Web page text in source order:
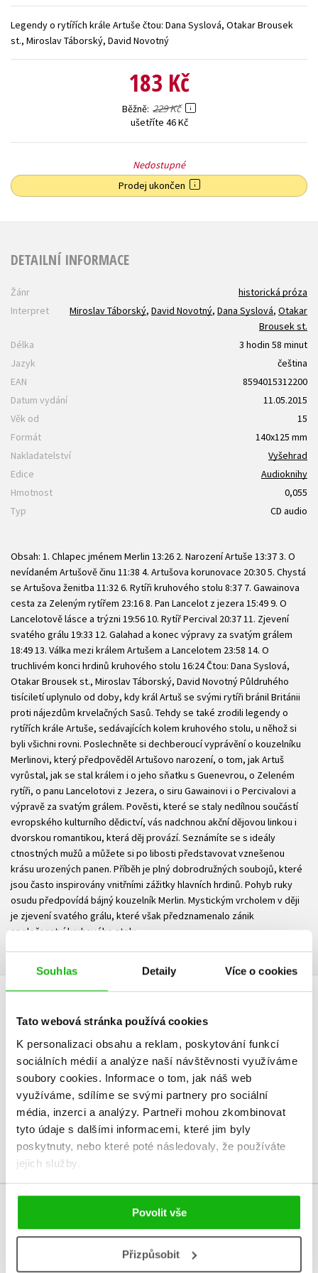
Souhlas Detaily Více o cookies
Tato webová stránka používá cookies
K personalizaci obsahu a reklam, poskytování funkcí
sociálních médií a analýze naší návštěvnosti využíváme
soubory cookies. Informace o tom, jak náš web
využíváme, sdílíme se svými partnery pro sociální
média, inzerci a analýzy. Partneři mohou zkombinovat
tyto údaje s dalšími informacemi, které jim byly
poskytnuty, nebo které poté následovaly, že používáte
jejich služby.
Povolit vše
Přizpůsobit
Young adult (SK)
Zahraniční literatura Zdraví a životní styl
Legendy o rytířích krále Artuše čtou: Dana Syslová, Otakar Brousek
st., Miroslav Táborský, David Novotný
183 Kč
Běžně 229 Kč
ušetříte 46 Kč
Nedostupné
Prodej ukončen
DETAILNÍ INFORMACE
Žánr
historická próza
Interpret
Miroslav Táborský, David Novotný, Dana Syslová, Otakar
Brousek st.
Délka
3 hodin 58 minut
Jazyk
čeština
EAN
8594015312200
Datum vydání
11.05.2015
Věk od
15
Formát
140x125 mm
Nakladatelství
Vyšehrad
Edice
Audioknihy
Hmotnost
0,055
Typ
CD audio
Obsah: 1. Chlapec jménem Merlin 13:26 2. Narození Artuše 13:37 3. O
nevídaném Artušově činu 11:38 4. Artušova korunovace 20:30 5. Chystá
se Artušova ženitba 11:32 6. Rytíři kruhového stolu 8:37 7. Gawainova
cesta za Zeleným rytířem 23:16 8. Pan Lancelot z jezera 15:49 9. O
Lancelotově lásce a trýzni 19:56 10. Rytíř Percival 20:37 11. Zjevení
svatého grálu 19:33 12. Galahad a konec výpravy za svatým grálem
18:49 13. Válka mezi králem Artušem a Lancelotem 23:58 14. O
truchlivém konci hrdinů kruhového stolu 16:24 Čtou: Dana Syslová,
Otakar Brousek st., Miroslav Táborský, David Novotný Půldruhého
tisíciletí uplynulo od doby, kdy král Artuš se svými rytíři bránil Británii
proti nájezdům krvelačných Sasů. Tehdy se také zrodili legendy o
rytířích krále Artuše, sedávajících kolem kruhového stolu, u něhož si
byli všichni rovni. Poslechněte si dechberoucí vyprávění o kouzelníku
Merlinovi, který předpověděl Artušovo narození, o tom, jak Artuš
vyrůstal, jak se stal králem i o jeho sňatku s Guenevrou, o Zeleném
rytíři, o panu Lancelotovi z Jezera, o siru Gawainovi i o Percivalovi a
výpravě za svatým grálem. Pověsti, které se staly nedílnou součástí
evropského kulturního dědictví, vás nadchnou akční dějovou linkou i
dvorskou romantikou, která děj provází. Seznámíte se s ideály
ctnostných mužů a můžete si po libosti představovat vznešenou
krásu urozených panen. Příběh je plný dobrodružných soubojů, které
jsou často inspirovány vnitřními zážitky hlavních hrdinů. Pohyb ruky
osudu předpovídá bájný kouzelník Merlin. Mystickým vrcholem v ději
je zjevení svatého grálu, které však předznamenalo zánik
společenství kruhového stolu..
HODNOCENÍ ČTENÁŘŮ
V současné době nejsou vytvořena žádná uživatelská hodnocení.
Vaše hodnocení
Uživatelskou recenzi mohou vkládat pouze registrovaní uživatelé
Přihlásit
MOHLO BY VÁS TAKÉ ZAJÍMAT